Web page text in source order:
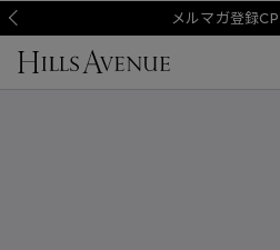
メルマガ登録